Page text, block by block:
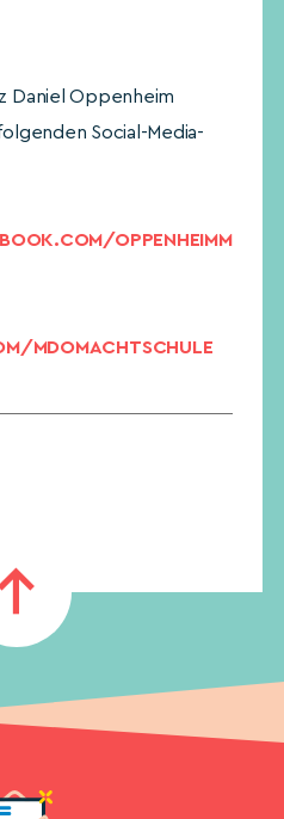
Daniel Oppenheim
Social-Media-
OPPENHEIMM
MDOMACHTSCHULE